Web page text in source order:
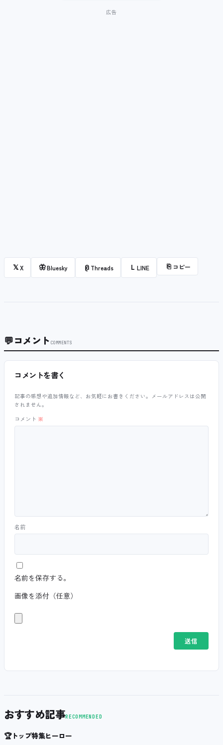
𝕏X 🦋Bluesky @ Threads L LINE ⎘ コピー
💬コメント COMMENTS
コメントを書く
記事の感想や追加情報など、お気軽にお書きください。メールアドレスは公開
されません。
コメント ※
名前
名前を保存する。
画像を添付（任意）
おすすめ記事RECOMMENDED
🏆トップ特集ヒーロー